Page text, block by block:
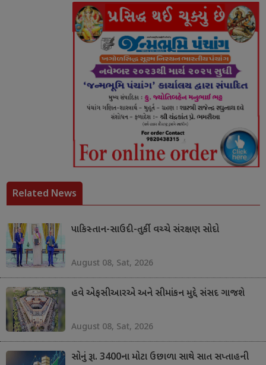
Related News
પાકિસ્તાન-સાઉદી-તુર્કી વચ્ચે સંરક્ષણ સોદો
August 08, Sat, 2026
હવે એફસીઆરએ અને સીમાંકન મુદ્દે સંસદ ગાજશે
August 08, Sat, 2026
સોનું રૂા. 3400ના મોટા ઉછાળા સાથે સાત સપ્તાહની